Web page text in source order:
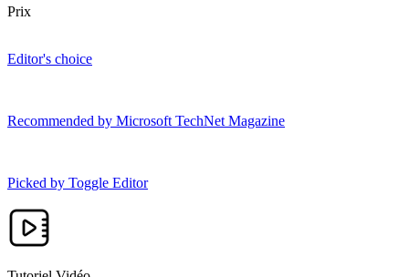
Prix
Editor's choice
Recommended by Microsoft TechNet Magazine
Picked by Toggle Editor